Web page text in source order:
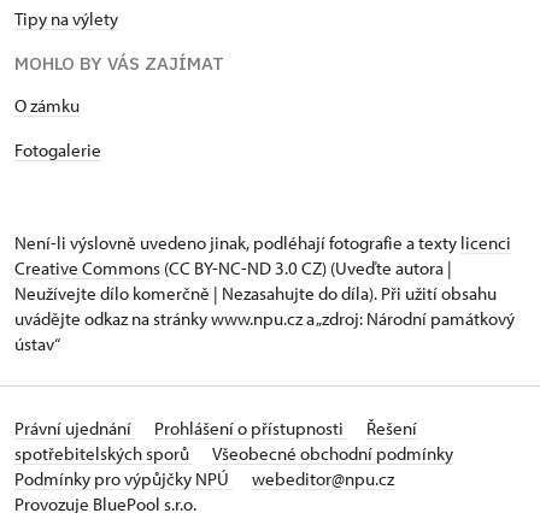
Tipy na výlety
MOHLO BY VÁS ZAJÍMAT
O zámku
Fotogalerie
Není-li výslovně uvedeno jinak, podléhají fotografie a texty licenci
Creative Commons (CC BY-NC-ND 3.0 CZ) (Uveďte autora |
Neužívejte dílo komerčně | Nezasahujte do díla). Při užití obsahu
uvádějte odkaz na stránky www.npu.cz a „zdroj: Národní památkový
ústav“
Právní ujednání Prohlášení o přístupnosti
Řešení
spotřebitelských sporů
Všeobecné obchodní podmínky
Podmínky pro výpůjčky NPÚ
webeditor@npu.cz
Provozuje BluePool s.r.o.